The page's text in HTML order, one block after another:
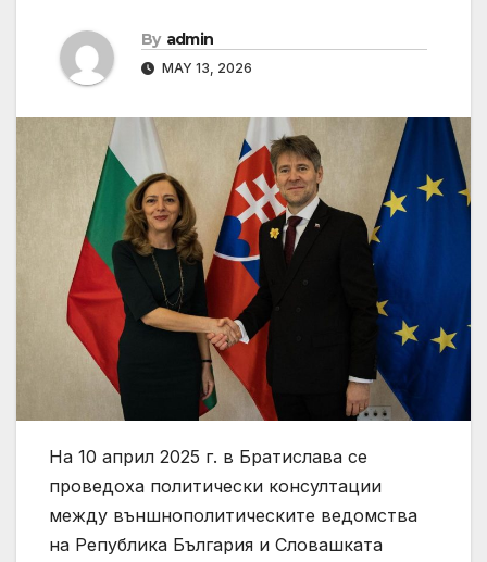
By admin
MAY 13, 2026
На 10 април 2025 г. в Братислава се
проведоха политически консултации
между външнополитическите ведомства
на Република България и Словашката